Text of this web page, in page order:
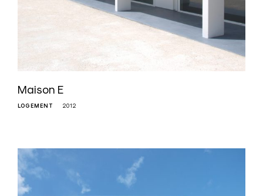
Maison E
LOGEMENT 2012